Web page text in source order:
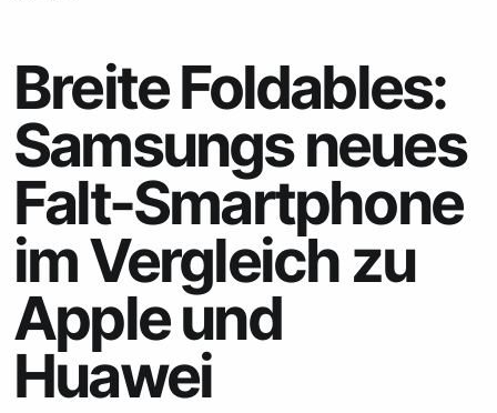
Breite Foldables:
Samsungs neues
Falt-Smartphone
im Vergleich zu
Apple und
Huawei